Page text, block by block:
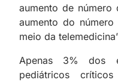
aumento de
aumento do
meio da
Apenas 3% dos
pediátricos